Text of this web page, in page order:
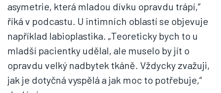
asymetrie, která mladou dívku opravdu trápí,“
říká v podcastu. U intimních oblastí se objevuje
například labioplastika. „Teoreticky bych to u
mladší pacientky udělal, ale muselo by jít o
opravdu velký nadbytek tkáně. Vždycky zvažuji,
jak je dotyčná vyspělá a jak moc to potřebuje,“